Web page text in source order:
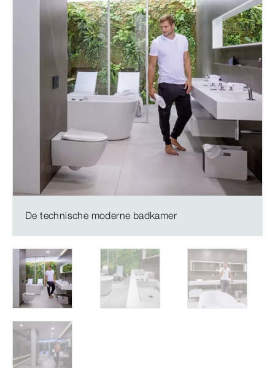
De technische moderne badkamer